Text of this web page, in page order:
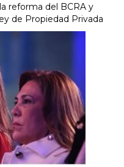
reforma del BCRA y
de Propiedad Privada